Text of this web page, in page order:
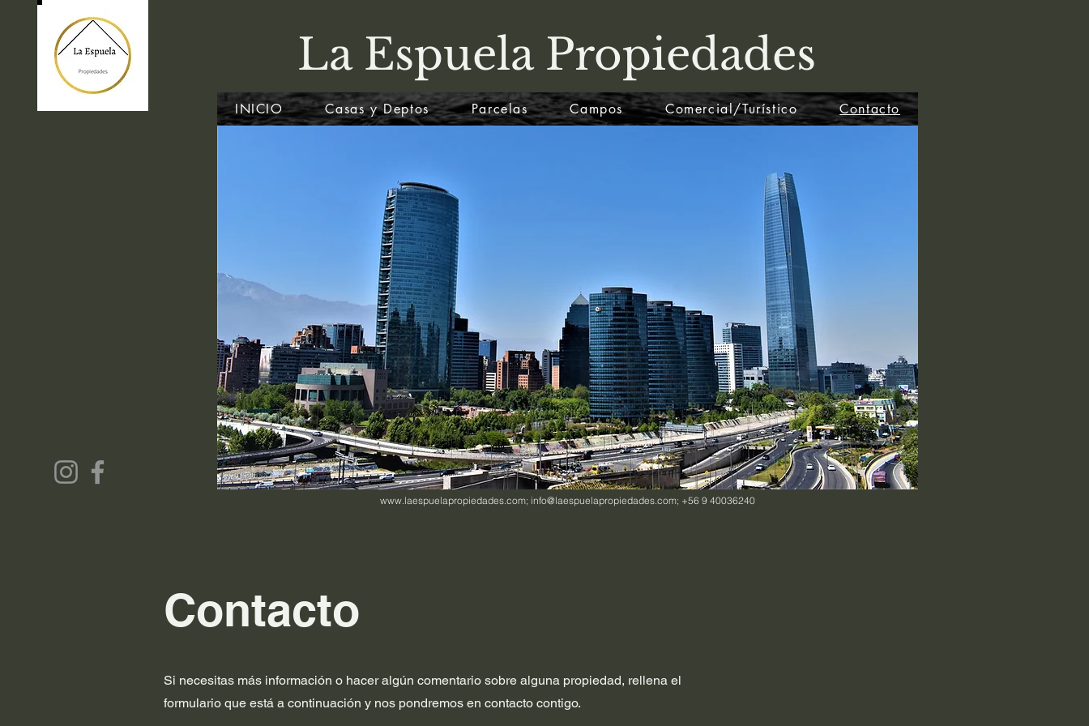
La Espuela Propiedades
INICIO Casas y Deptos Parcelas Campos Comercial/Turístico Contacto
www.laespuelapropiedades.com; info@laespuelapropiedades.com; +56 9 40036240
Contacto
Si necesitas más información o hacer algún comentario sobre alguna propiedad, rellena el
formulario que está a continuación y nos pondremos en contacto contigo.